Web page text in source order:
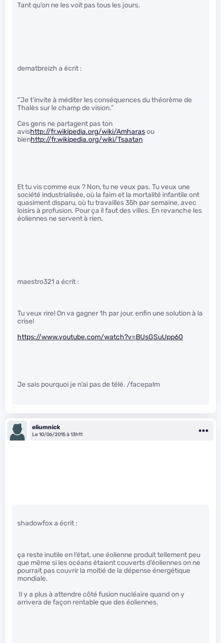
Tant qu’on ne les voit pas tous les jours.
dematbreizh a écrit :
“Je t’invite à méditer les conséquences du théorème de
Thalès sur le champ de vision.”
Ces gens ne partagent pas ton
avishttp://fr.wikipedia.org/wiki/Amharasou
bienhttp://fr.wikipedia.org/wiki/Tsaatan
Et tu vis comme eux ? Non, tu ne veux pas. Tu veux une
société industrialisée, où la faim et la mortalité infantile ont
quasiment disparu, où tu travailles 35h par semaine, avec
loisirs à profusion. Pour ça il faut des villes. En revanche les
éoliennes ne servent à rien.
maestro321 a écrit :
Tu veux rire! On va gagner 1h par jour, enfin une solution à la
crise!
https://www.youtube.com/watch?v=BUsGSuUpp60
Je sais pourquoi je n’ai pas de télé. /facepalm
eliumnick
Le 10/06/2015 à 13h11
shadowfox a écrit :
ça reste inutile en l’état, une éolienne produit tellement peu
que même si les océans étaient couverts d’éoliennes on ne
pourrait pas couvrir la moitié de la dépense énergétique
mondiale.
Il y a plus à attendre côté fusion nucléaire quand on y
arrivera de façon rentable que des éoliennes.